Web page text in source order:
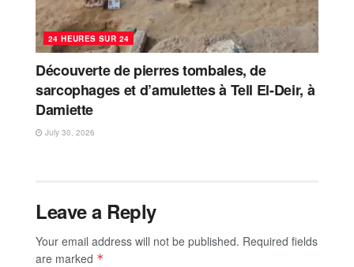
24 HEURES SUR 24
Découverte de pierres tombales, de
sarcophages et d’amulettes à Tell El-Deir, à
Damiette
July 30, 2026
Leave a Reply
Your email address will not be published. Required fields
are marked *